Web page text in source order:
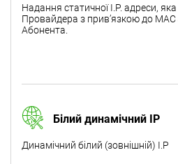
Надання статичної I.P. адреси,
Провайдера з прив’язкою до
Абонента.
Білий динамічний IP
Динамічний білий (зовнішній) I.P